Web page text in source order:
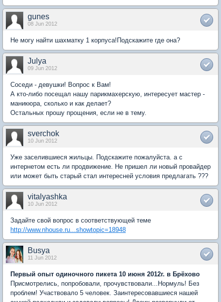
gunes
08 Jun 2012
Не могу найти шахматку 1 корпуса!Подскажите где она?
Julya
09 Jun 2012
Соседи - девушки! Вопрос к Вам!
А кто-либо посещал нашу парикмахерскую, интересует мастер -
маникюра, сколько и как делает?
Остальных прошу прощения, если не в тему.
sverchok
10 Jun 2012
Уже заселившиеся жильцы. Подскажите пожалуйста. а с
интернетом есть ли продвижение. Не пришел ли новый провайдер
или может быть старый стал интересней условия предлагать ???
vitalyashka
10 Jun 2012
Задайте свой вопрос в соответствующей теме
http://www.nhouse.ru...showtopic=18948
Busya
11 Jun 2012
Первый опыт одиночного пикета 10 июня 2012г. в Брёхово
Присмотрелись, попробовали, прочувствовали...Нормуль! Без
проблем! Участвовало 5 человек. Заинтересовавшиеся нашей